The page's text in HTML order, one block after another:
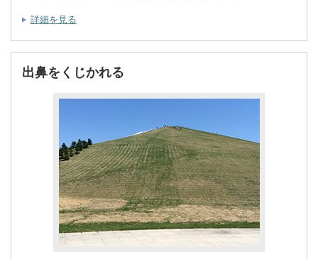
詳細を見る
出鼻をくじかれる